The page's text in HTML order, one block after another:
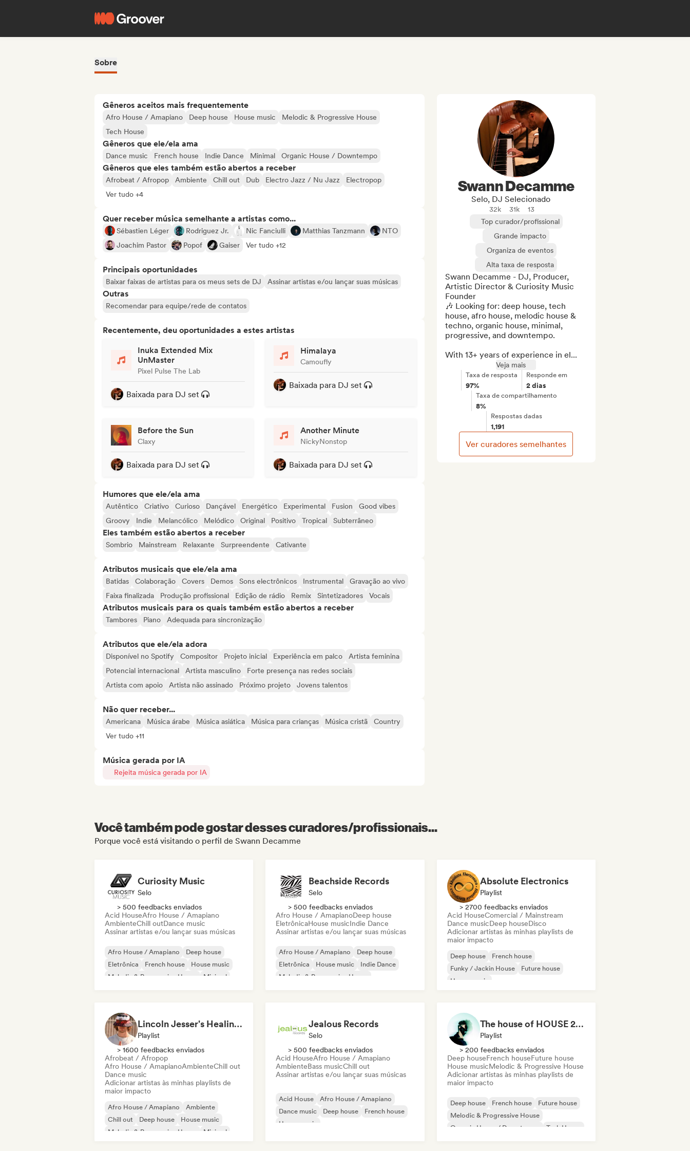
Sobre
Gêneros aceitos mais frequentemente
Afro House / Amapiano Deep house House music
Melodic & Progressive House
Tech House
Gêneros que ele/ela ama
Dance music French house Indie Dance Minimal Organic House / Downtempo
Gêneros que eles também estão abertos a receber
Afrobeat / Afropop Ambiente Chill out Dub Electro Jazz / Nu Jazz
Electropop
Ver tudo +4
Quer receber música semelhante a artistas como...
Sébastien Léger Rodriguez Jr. Nic Fanciulli Matthias Tanzmann
NTO
Joachim Pastor
Popof Gaiser Ver tudo +12
Principais oportunidades
Baixar faixas de artistas para os meus sets de DJ Assinar artistas e/ou lançar suas músicas
Outras
Recomendar para equipe/rede de contatos
Recentemente, deu oportunidades a estes artistas
Inuka Extended Mix
UnMaster
Pixel Pulse The Lab
Baixada para DJ set
Himalaya
Camoufly
Baixada para DJ set
Before the Sun
Claxy
Baixada para DJ set
Another Minute
NickyNonstop
Baixada para DJ set
Humores que ele/ela ama
Autêntico Criativo Curioso Dançável Energético Experimental Fusion
Good vibes
Groovy
Indie Melancólico Melódico Original Positivo Tropical Subterrâneo
Eles também estão abertos a receber
Sombrio Mainstream Relaxante Surpreendente Cativante
Atributos musicais que ele/ela ama
Batidas Colaboração Covers Demos Sons electrônicos Instrumental
Gravação ao vivo
Faixa finalizada
Produção profissional Edição de rádio Remix Sintetizadores Vocais
Atributos musicais para os quais também estão abertos a receber
Tambores Piano Adequada para sincronização
Atributos que ele/ela adora
Disponível no Spotify Compositor Projeto inicial Experiência em palco
Artista feminina
Potencial internacional
Artista masculino
Forte presença nas redes sociais
Artista com apoio
Artista não assinado Próximo projeto Jovens talentos
Não quer receber...
Americana Música árabe Música asiática Música para crianças Música cristã
Country
Ver tudo +11
Música gerada por IA
Rejeita música gerada por IA
Swann Decamme
Selo, DJ Selecionado
32k 31k
13
Top curador/profissional
Grande impacto
Organiza de eventos
Alta taxa de resposta
Swann Decamme - DJ, Producer,
Artistic Director & Curiosity Music
Founder
🎶 Looking for: deep house, tech
house, afro house, melodic house &
techno, organic house, minimal,
progressive, and downtempo.
With 13+ years of experience in el...
Veja mais
Taxa de resposta
97%
Responde em
2 dias
Taxa de compartilhamento
8%
Respostas dadas
1,191
Ver curadores semelhantes
Você também pode gostar desses curadores/profissionais...
Porque você está visitando o perfil de Swann Decamme
Curiosity Music
Selo
> 500 feedbacks enviados
Acid HouseAfro House / Amapiano
AmbienteChill outDance music
Assinar artistas e/ou lançar suas músicas
Afro House / Amapiano
Deep house
Eletrônica
French house
House music
Melodic & Progressive House
Minimal
Beachside Records
Selo
> 500 feedbacks enviados
Afro House / AmapianoDeep house
EletrônicaHouse musicIndie Dance
Assinar artistas e/ou lançar suas músicas
Afro House / Amapiano
Deep house
Eletrônica
House music
Indie Dance
Melodic & Progressive House
Absolute Electronics
Playlist
> 2700 feedbacks enviados
Acid HouseComercial / Mainstream
Dance musicDeep houseDisco
Adicionar artistas às minhas playlists de
maior impacto
Deep house
French house
Funky / Jackin House
Future house
House music
Lincoln Jesser's Healing House Playlist
Playlist
> 1600 feedbacks enviados
Afrobeat / Afropop
Afro House / AmapianoAmbienteChill out
Dance music
Adicionar artistas às minhas playlists de
maior impacto
Afro House / Amapiano
Ambiente
Chill out
Deep house
House music
Melodic & Progressive House
Minimal
Jealous Records
Selo
> 500 feedbacks enviados
Acid HouseAfro House / Amapiano
AmbienteBass musicChill out
Assinar artistas e/ou lançar suas músicas
Acid House
Afro House / Amapiano
Dance music
Deep house
French house
House music
The house of HOUSE 2026 🏠 (by J.Rooms)
Playlist
> 200 feedbacks enviados
Deep houseFrench houseFuture house
House musicMelodic & Progressive House
Adicionar artistas às minhas playlists de
maior impacto
Deep house French house
Future house
Melodic & Progressive House
Organic House / Downtempo
Tech House